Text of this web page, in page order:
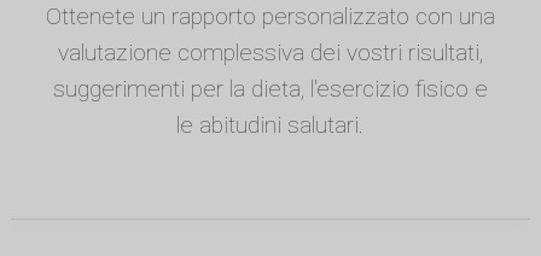
Ottenete un rapporto personalizzato con una
valutazione complessiva dei vostri risultati,
suggerimenti per la dieta, l'esercizio fisico e
le abitudini salutari.